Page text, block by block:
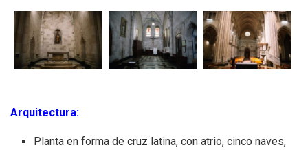
Arquitectura:
Planta en forma de cruz latina, con atrio, cinco naves,